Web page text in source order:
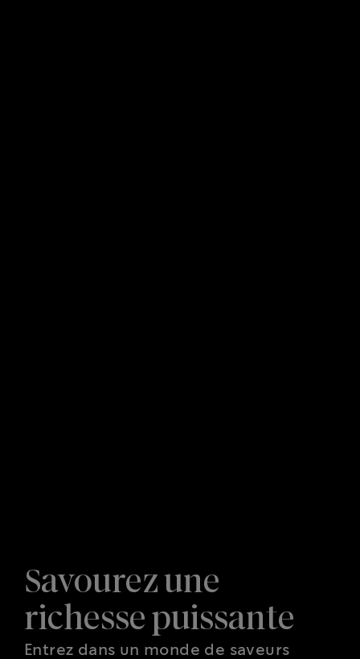
Savourez une
richesse puissante
Entrez dans un monde de saveurs